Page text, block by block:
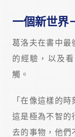
一個新世界
葛洛夫在書中最
的經驗，以及
觸。
「在像這樣的
這是極為不智的
去的事物，他們